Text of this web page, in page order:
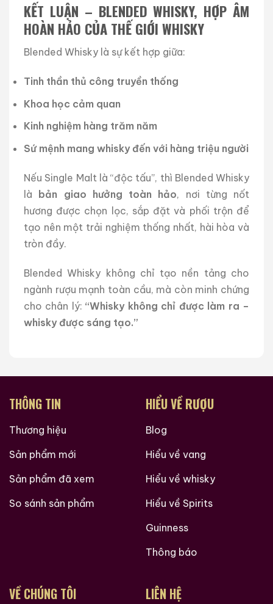
KẾT LUẬN – BLENDED WHISKY, HỢP ÂM
HOÀN HẢO CỦA THẾ GIỚI WHISKY
Blended Whisky là sự kết hợp giữa:
Tinh thần thủ công truyền thống
Khoa học cảm quan
Kinh nghiệm hàng trăm năm
Sứ mệnh mang whisky đến với hàng triệu người
Nếu Single Malt là “độc tấu”, thì Blended Whisky
là bản giao hưởng toàn hảo, nơi từng nốt
hương được chọn lọc, sắp đặt và phối trộn để
tạo nên một trải nghiệm thống nhất, hài hòa và
tròn đầy.
Blended Whisky không chỉ tạo nền tảng cho
ngành rượu mạnh toàn cầu, mà còn minh chứng
cho chân lý:“Whisky không chỉ được làm ra –
whisky được sáng tạo.”
THÔNG TIN
Thương hiệu
Sản phẩm mới
Sản phẩm đã xem
So sánh sản phẩm
HIỂU VỀ RƯỢU
Blog
Hiểu về vang
Hiểu về whisky
Hiểu về Spirits
Guinness
Thông báo
VỀ CHÚNG TÔI LIÊN HỆ